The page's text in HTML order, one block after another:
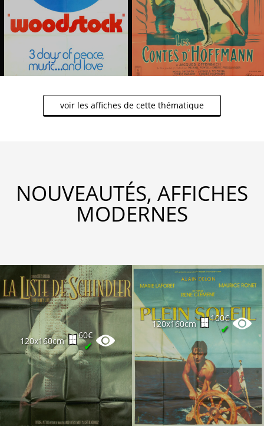
voir les affiches de cette thématique
NOUVEAUTÉS, AFFICHES
MODERNES
120x160cm
60€
✔
120x160cm
100€
✔